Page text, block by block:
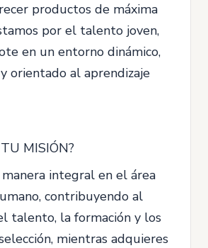
productos de máxima
por el talento joven,
en un entorno dinámico,
orientado al aprendizaje
MISIÓN?
integral en el área
contribuyendo al
talento, la formación y los
mientras adquieres